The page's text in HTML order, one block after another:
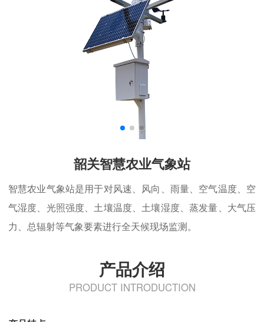
韶关智慧农业气象站
智慧农业气象站是用于对风速、风向、雨量、空气温度、空
气湿度、光照强度、土壤温度、土壤湿度、蒸发量、大气压
力、总辐射等气象要素进行全天候现场监测。
产品介绍
PRODUCT INTRODUCTION